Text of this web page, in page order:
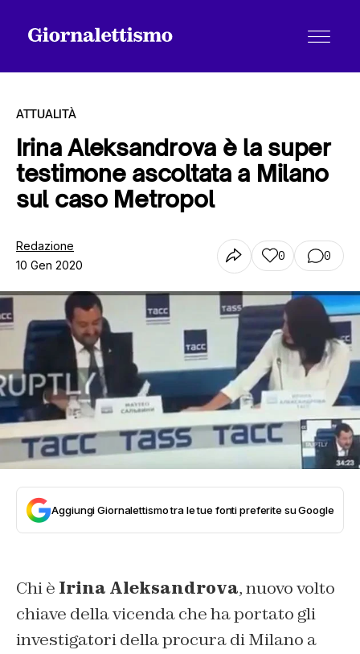
Tutti gli articoli
Chi siamo
Contatti
ATTUALITÀ
Irina Aleksandrova è la super
testimone ascoltata a Milano
sul caso Metropol
Redazione
10 Gen 2020
0 0
Aggiungi Giornalettismo tra le tue fonti preferite su Google
Chi è Irina Aleksandrova, nuovo volto
chiave della vicenda che ha portato gli
investigatori della procura di Milano a